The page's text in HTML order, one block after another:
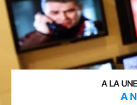
A LA UNE
A